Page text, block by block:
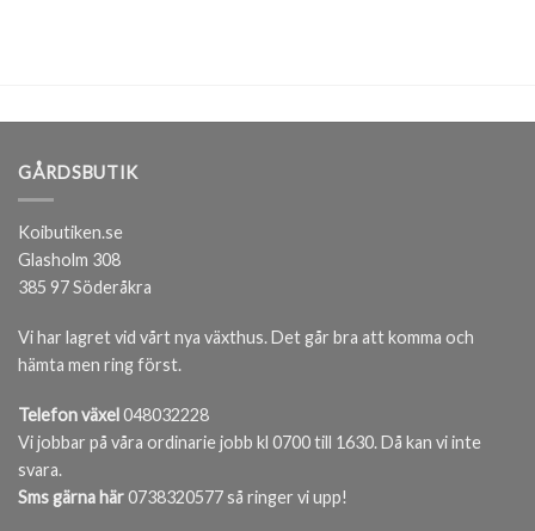
GÅRDSBUTIK
Koibutiken.se
Glasholm 308
385 97 Söderåkra
Vi har lagret vid vårt nya växthus. Det går bra att komma och
hämta men ring först.
Telefon växel048032228
Vi jobbar på våra ordinarie jobb kl 0700 till 1630. Då kan vi inte
svara.
Sms gärna här0738320577 så ringer vi upp!